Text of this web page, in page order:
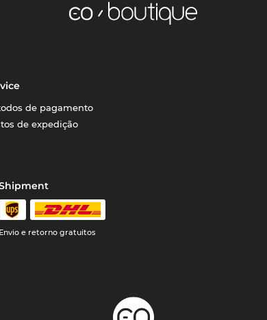
de pagamento
de expedição
Envio e retorno gratuitos